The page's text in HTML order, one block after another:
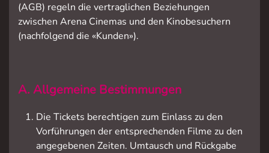
(AGB) regeln die vertraglichen Beziehungen
zwischen Arena Cinemas und den Kinobesuchern
(nachfolgend die «Kunden»).
A. Allgemeine Bestimmungen
Die Tickets berechtigen zum Einlass zu den
Vorführungen der entsprechenden Filme zu den
angegebenen Zeiten. Umtausch und Rückgabe